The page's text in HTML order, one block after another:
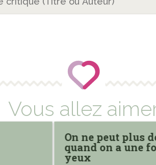
Vous allez
On ne peut plus
quand on a une
yeux